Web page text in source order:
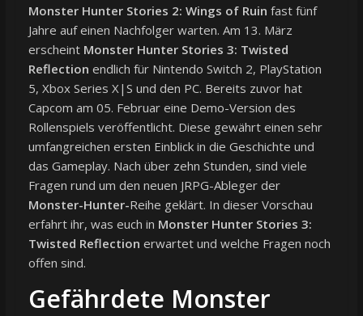
Monster Hunter Stories 2: Wings of Ruin fast fünf
Jahre auf einen Nachfolger warten. Am 13. März
erscheint Monster Hunter Stories 3: Twisted
Reflection endlich für Nintendo Switch 2, PlayStation
5, Xbox Series X|S und den PC. Bereits zuvor hat
Capcom am 05. Februar eine Demo-Version des
Rollenspiels veröffentlicht. Diese gewährt einen sehr
umfangreichen ersten Einblick in die Geschichte und
das Gameplay. Nach über zehn Stunden, sind viele
Fragen rund um den neuen JRPG-Ableger der
Monster-Hunter-Reihe geklärt. In dieser Vorschau
erfahrt ihr, was euch in Monster Hunter Stories 3:
Twisted Reflection erwartet und welche Fragen noch
offen sind.
Gefährdete Monster